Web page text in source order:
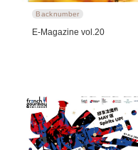
Backnumber
E-Magazine vol.20